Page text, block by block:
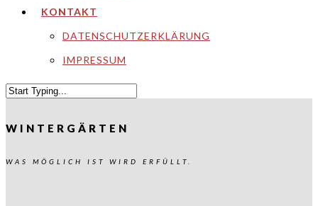
KONTAKT
DATENSCHUTZERKLÄRUNG
IMPRESSUM
WINTERGÄRTEN
WAS MÖGLICH IST WIRD ERFÜLLT.